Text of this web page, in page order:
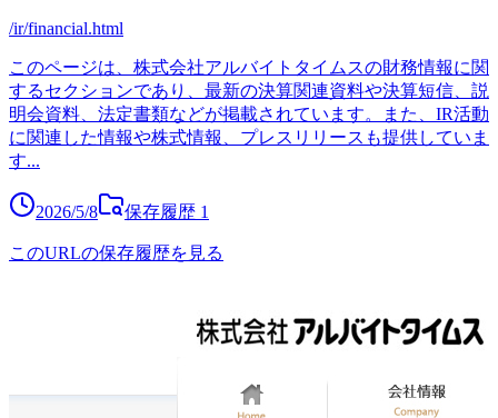
/ir/financial.html
このページは、株式会社アルバイトタイムスの財務情報に関
するセクションであり、最新の決算関連資料や決算短信、説
明会資料、法定書類などが掲載されています。また、IR活動
に関連した情報や株式情報、プレスリリースも提供していま
す...
2026/5/8 保存履歴 1
このURLの保存履歴を見る